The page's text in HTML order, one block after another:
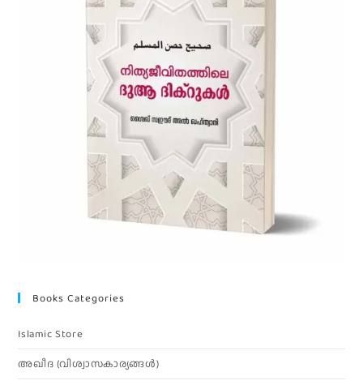
Books Categories
Islamic Store
അഖീദ (വിശ്വാസകാര്യങ്ങള്‍)